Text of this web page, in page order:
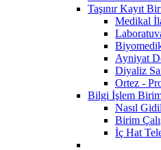
Taşınır Kayıt
Medikal
Ayniyat
Diyaliz
Ortez -
Bilgi İşlem
Nasıl
Birim
İç Hat